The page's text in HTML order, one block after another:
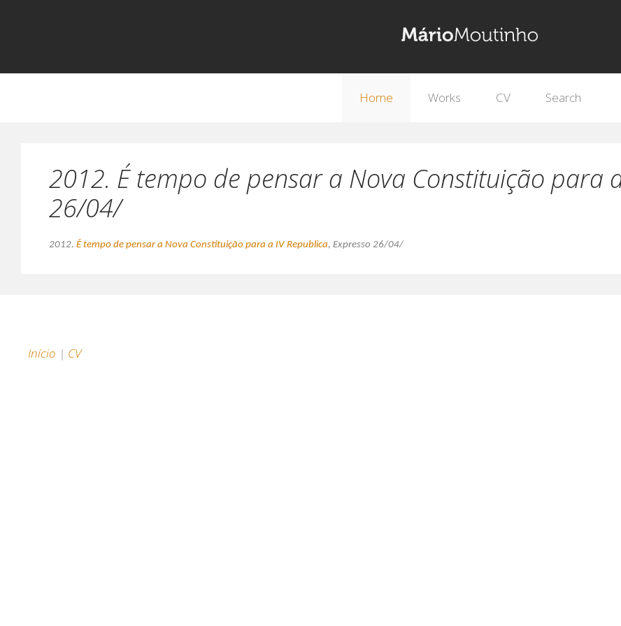
Home Works CV Search
2012. É tempo de pensar a Nova Constituição para
26/04/
2012. É tempo de pensar a Nova Constituição para a IV Republica, Expresso 26/04/
Início | CV